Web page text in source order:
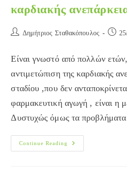
καρδιακής
Post Δημήτριος Σταθακόπουλος
Post
Είναι γνωστό από πολλών
αντιμετώπιση της καρδιακής
σταδίου ,που δεν
φαρμακευτική αγωγή , είναι η
Δυστυχώς όμως τα
Continue Reading
Χειρουργική
Αντιμετώπιση